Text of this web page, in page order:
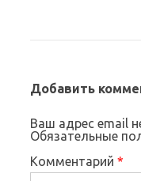
Добавить
Ваш адрес email
Обязательные
Комментарий *